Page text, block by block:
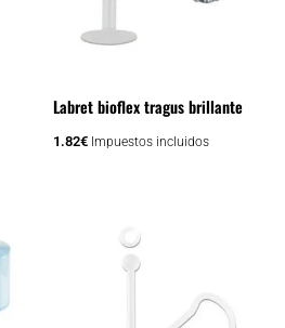
Labret bioflex tragus brillante
1.82€ Impuestos incluidos